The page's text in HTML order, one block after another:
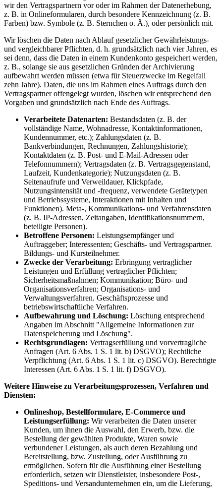
wir den Vertragspartnern vor oder im Rahmen der Datenerhebung,
z. B. in Onlineformularen, durch besondere Kennzeichnung (z. B.
Farben) bzw. Symbole (z. B. Sternchen o. Ä.), oder persönlich mit.
Wir löschen die Daten nach Ablauf gesetzlicher Gewährleistungs-
und vergleichbarer Pflichten, d. h. grundsätzlich nach vier Jahren, es
sei denn, dass die Daten in einem Kundenkonto gespeichert werden,
z. B., solange sie aus gesetzlichen Gründen der Archivierung
aufbewahrt werden müssen (etwa für Steuerzwecke im Regelfall
zehn Jahre). Daten, die uns im Rahmen eines Auftrags durch den
Vertragspartner offengelegt wurden, löschen wir entsprechend den
Vorgaben und grundsätzlich nach Ende des Auftrags.
Verarbeitete Datenarten: Bestandsdaten (z. B. der
vollständige Name, Wohnadresse, Kontaktinformationen,
Kundennummer, etc.); Zahlungsdaten (z. B.
Bankverbindungen, Rechnungen, Zahlungshistorie);
Kontaktdaten (z. B. Post- und E-Mail-Adressen oder
Telefonnummern); Vertragsdaten (z. B. Vertragsgegenstand,
Laufzeit, Kundenkategorie); Nutzungsdaten (z. B.
Seitenaufrufe und Verweildauer, Klickpfade,
Nutzungsintensität und -frequenz, verwendete Gerätetypen
und Betriebssysteme, Interaktionen mit Inhalten und
Funktionen). Meta-, Kommunikations- und Verfahrensdaten
(z. B. IP-Adressen, Zeitangaben, Identifikationsnummern,
beteiligte Personen).
Betroffene Personen: Leistungsempfänger und
Auftraggeber; Interessenten; Geschäfts- und Vertragspartner.
Bildungs- und Kursteilnehmer.
Zwecke der Verarbeitung: Erbringung vertraglicher
Leistungen und Erfüllung vertraglicher Pflichten;
Sicherheitsmaßnahmen; Kommunikation; Büro- und
Organisationsverfahren; Organisations- und
Verwaltungsverfahren. Geschäftsprozesse und
betriebswirtschaftliche Verfahren.
Aufbewahrung und Löschung: Löschung entsprechend
Angaben im Abschnitt "Allgemeine Informationen zur
Datenspeicherung und Löschung".
Rechtsgrundlagen: Vertragserfüllung und vorvertragliche
Anfragen (Art. 6 Abs. 1 S. 1 lit. b) DSGVO); Rechtliche
Verpflichtung (Art. 6 Abs. 1 S. 1 lit. c) DSGVO). Berechtigte
Interessen (Art. 6 Abs. 1 S. 1 lit. f) DSGVO).
Weitere Hinweise zu Verarbeitungsprozessen, Verfahren und
Diensten:
Onlineshop, Bestellformulare, E-Commerce und
Leistungserfüllung: Wir verarbeiten die Daten unserer
Kunden, um ihnen die Auswahl, den Erwerb, bzw. die
Bestellung der gewählten Produkte, Waren sowie
verbundener Leistungen, als auch deren Bezahlung und
Bereitstellung, bzw. Zustellung, oder Ausführung zu
ermöglichen. Sofern für die Ausführung einer Bestellung
erforderlich, setzen wir Dienstleister, insbesondere Post-,
Speditions- und Versandunternehmen ein, um die Lieferung,